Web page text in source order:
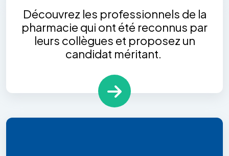
Découvrez les professionnels de la
pharmacie qui ont été reconnus par
leurs collègues et proposez un
candidat méritant.